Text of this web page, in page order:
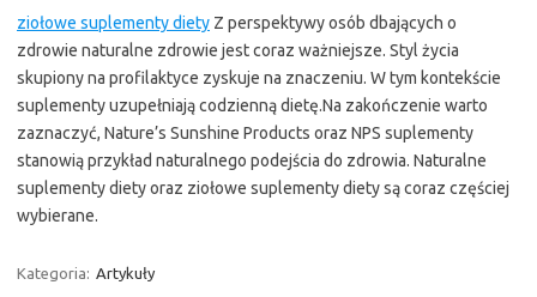
ziołowe suplementy diety Z perspektywy osób dbających o
zdrowie naturalne zdrowie jest coraz ważniejsze. Styl życia
skupiony na profilaktyce zyskuje na znaczeniu. W tym kontekście
suplementy uzupełniają codzienną dietę.Na zakończenie warto
zaznaczyć, Nature’s Sunshine Products oraz NPS suplementy
stanowią przykład naturalnego podejścia do zdrowia. Naturalne
suplementy diety oraz ziołowe suplementy diety są coraz częściej
wybierane.
Kategoria: Artykuły